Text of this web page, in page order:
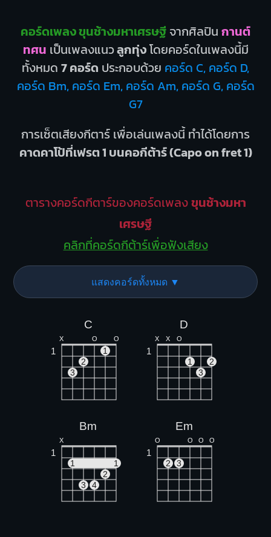
คอร์ดเพลง ขุนช้างมหาเศรษฐี จากศิลปิน กานต์
ทศน เป็นเพลงแนวลูกทุ่งโดยคอร์ดในเพลงนี้มี
ทั้งหมด 7 คอร์ด ประกอบด้วย คอร์ด C, คอร์ด D,
คอร์ด Bm, คอร์ด Em, คอร์ด Am, คอร์ด G, คอร์ด
G7
การเซ็ตเสียงกีตาร์ เพื่อเล่นเพลงนี้ ทำได้โดยการ
คาดคาโป้ที่เฟรต 1 บนคอกีต้าร์ (Capo on fret 1)
ตารางคอร์ดกีตาร์ของคอร์ดเพลงขุนช้างมหา
เศรษฐี
คลิกที่คอร์ดกีต้าร์เพื่อฟังเสียง
แสดงคอร์ดทั้งหมด ▼
C
X O O
1
1
2
3
D
X X O
1
1
2
3
Bm
X
1
1
1
2
3
4
Em
O O O O
1
2 3